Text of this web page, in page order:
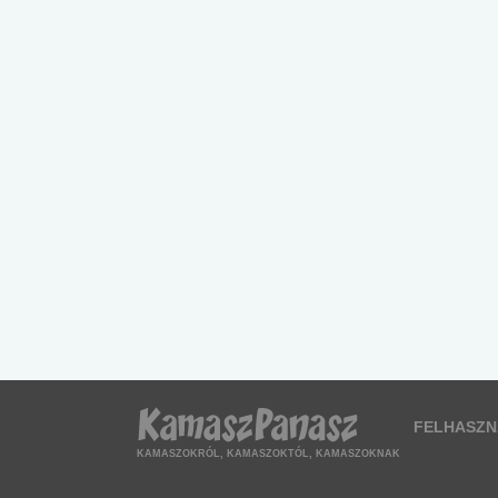
KAMASZOKRÓL, KAMASZOKTÓL, KAMASZOKNAK